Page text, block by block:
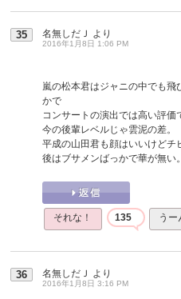
35 名無しだＪ より
2016年1月8日 1:06 PM
嵐の松本君はジャニの中でも
かで
コンサートの演出では高い評価
今の後輩レベルじゃ雲泥の差。
平成の山田君も顔はいいけどチ
後はブサメンばっかで華が無い。
それな！ 135 う
36 名無しだＪ より
2016年1月8日 3:16 PM